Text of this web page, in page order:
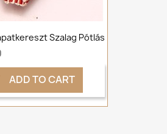
Szalag Pótlás
ADD TO CART